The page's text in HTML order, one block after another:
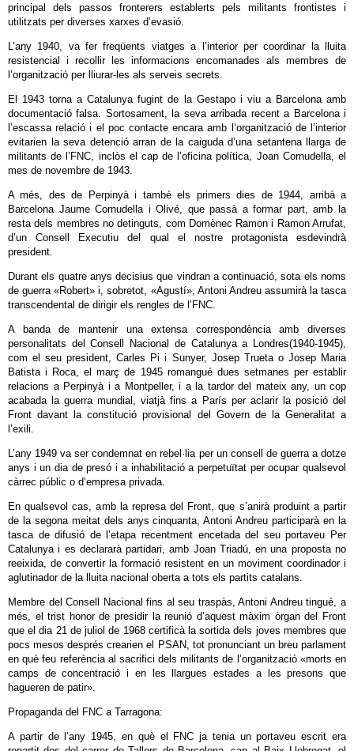
principal dels passos fronterers establerts pels militants frontistes i
utilitzats per diverses xarxes d’evasió.
L’any 1940, va fer freqüents viatges a l’interior per coordinar la lluita
resistencial i recollir les informacions encomanades als membres de
l’organització per lliurar-les als serveis secrets.
El 1943 torna a Catalunya fugint de la Gestapo i viu a Barcelona amb
documentació falsa. Sortosament, la seva arribada recent a Barcelona i
l’escassa relació i el poc contacte encara amb l’organització de l’interior
evitarien la seva detenció arran de la caiguda d’una setantena llarga de
militants de l’FNC, inclòs el cap de l’oficina política, Joan Cornudella, el
mes de novembre de 1943.
A més, des de Perpinyà i també els primers dies de 1944, arribà a
Barcelona Jaume Cornudella i Olivé, que passà a formar part, amb la
resta dels membres no detinguts, com Domènec Ramon i Ramon Arrufat,
d’un Consell Executiu del qual el nostre protagonista esdevindrà
president.
Durant els quatre anys decisius que vindran a continuació, sota els noms
de guerra «Robert» i, sobretot, «Agustí», Antoni Andreu assumirà la tasca
transcendental de dirigir els rengles de l’FNC.
A banda de mantenir una extensa correspondència amb diverses
personalitats del Consell Nacional de Catalunya a Londres(1940-1945),
com el seu president, Carles Pi i Sunyer, Josep Trueta o Josep Maria
Batista i Roca, el març de 1945 romangué dues setmanes per establir
relacions a Perpinyà i a Montpeller, i a la tardor del mateix any, un cop
acabada la guerra mundial, viatjà fins a París per aclarir la posició del
Front davant la constitució provisional del Govern de la Generalitat a
l’exili.
L’any 1949 va ser condemnat en rebel·lia per un consell de guerra a dotze
anys i un dia de presó i a inhabilitació a perpetuïtat per ocupar qualsevol
càrrec públic o d’empresa privada.
En qualsevol cas, amb la represa del Front, que s’anirà produint a partir
de la segona meitat dels anys cinquanta, Antoni Andreu participarà en la
tasca de difusió de l’etapa recentment encetada del seu portaveu Per
Catalunya i es declararà partidari, amb Joan Triadú, en una proposta no
reeixida, de convertir la formació resistent en un moviment coordinador i
aglutinador de la lluita nacional oberta a tots els partits catalans.
Membre del Consell Nacional fins al seu traspàs, Antoni Andreu tingué, a
més, el trist honor de presidir la reunió d’aquest màxim òrgan del Front
que el dia 21 de juliol de 1968 certificà la sortida dels joves membres que
pocs mesos després crearien el PSAN, tot pronunciant un breu parlament
en què feu referència al sacrifici dels militants de l’organització «morts en
camps de concentració i en les llargues estades a les presons que
hagueren de patir».
Propaganda del FNC a Tarragona:
A partir de l’any 1945, en què el FNC ja tenia un portaveu escrit era